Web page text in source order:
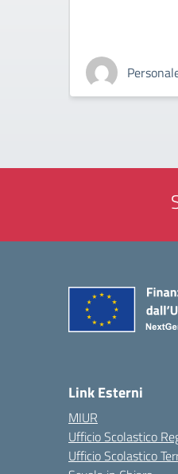
Link Esterni
MIUR
Ufficio Scolastico
Ufficio Scolastico